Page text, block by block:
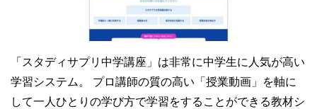
「スタディサプリ中学講座」は非常に中学生に人気が高い
学習システム。 プロ講師の質の高い「授業動画」を軸に
して一人ひとりの学び方で学習をすることができる教材シ